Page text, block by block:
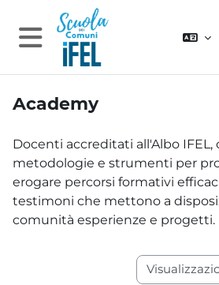
Vai al contenuto principale
Pannello laterale
Academy
Docenti accreditati all'Albo
metodologie e strumenti per
erogare percorsi formativi
testimoni che mettono a
comunità esperienze e progetti.
Navigazione